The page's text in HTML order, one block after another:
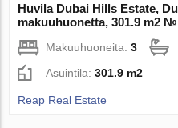
Huvila Dubai Hills Estate,
makuuhuonetta, 301.9 m2 №
Makuuhuoneita:3
Asuintila:301.9 m2
Reap Real Estate